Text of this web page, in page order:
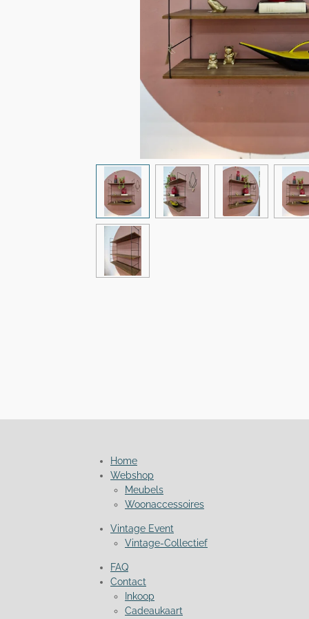
Home
Webshop
Meubels
Woonaccessoires
Vintage Event
Vintage-Collectief
FAQ
Contact
Inkoop
Cadeaukaart